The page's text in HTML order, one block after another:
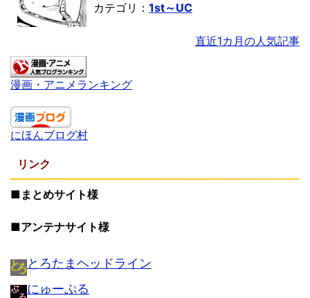
カテゴリ： 1st～UC
直近1カ月の人気記事
漫画・アニメランキング
にほんブログ村
リンク
■まとめサイト様
■アンテナサイト様
とろたまヘッドライン
にゅーぷる